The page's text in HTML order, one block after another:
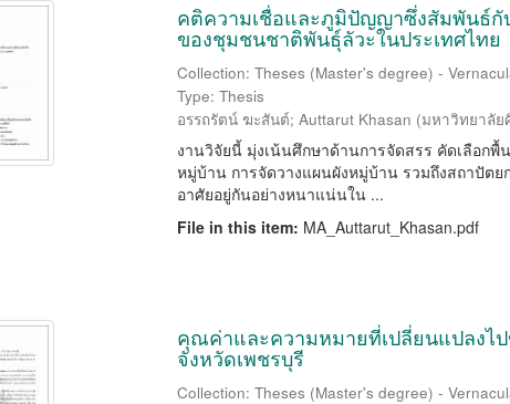
คติความเชื่อและภูมิปัญญาซึ่งสัมพันธ์กั
ของชุมชนชาติพันธุ์ลัวะในประเทศไทย
Collection: Theses (Master's degree) -
Type: Thesis
อรรถรัตน์ ฆะสันต์; Auttarut Khasan (มหาวิทยาลัย
งานวิจัยนี้ มุ่งเน้นศึกษาด้านการจัดสรร คัดเลือก
หมู่บ้าน การจัดวางแผนผังหมู่บ้าน รวมถึงสถาปัต
อาศัยอยู่กันอย่างหนาแน่นใน ...
File in this item: MA_Auttarut_Khasan.pdf
คุณค่าและความหมายที่เปลี่ยนแปลงไ
จังหวัดเพชรบุรี
Collection: Theses (Master's degree) -